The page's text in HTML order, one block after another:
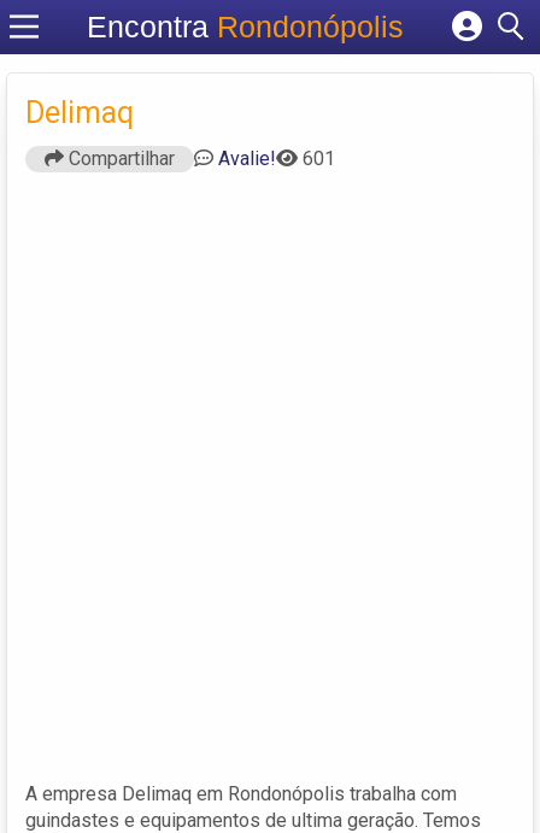
Encontra Rondonópolis
Cadastrar empresa
Delimaq
Compartilhar Avalie! 601
A empresa Delimaq em Rondonópolis trabalha com
guindastes e equipamentos de ultima geração. Temos